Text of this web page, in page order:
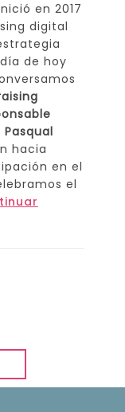
en 2017
digital
de hoy
hacia
en el
el